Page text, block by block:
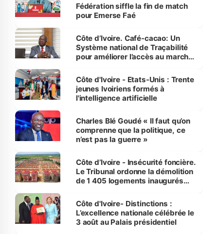
Fédération siffle la fin de match
pour Emerse Faé
Côte d’Ivoire. Café-cacao: Un
Système national de Traçabilité
pour améliorer l’accès au marché
Côte d'Ivoire - Etats-Unis : Trente
jeunes Ivoiriens formés à
l'intelligence artificielle
Charles Blé Goudé « Il faut qu’on
comprenne que la politique, ce
n’est pas la guerre »
Côte d’Ivoire - Insécurité foncière.
Le Tribunal ordonne la démolition
de 1 405 logements inaugurés
Bassam
Côte d'Ivoire- Distinctions :
L’excellence nationale célébrée le
3 août au Palais présidentiel